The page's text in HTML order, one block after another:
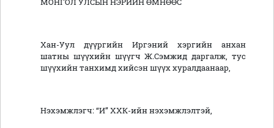
МОНГОЛ УЛСЫН НЭРИЙН ӨМНӨӨС
Хан-Уул дүүргийн Иргэний хэргийн анхан
шатны шүүхийн шүүгч Ж.Сэмжид даргалж, тус
шүүхийн танхимд хийсэн шүүх хуралдаанаар,
Нэхэмжлэгч: “И” ХХК-ийн нэхэмжлэлтэй,